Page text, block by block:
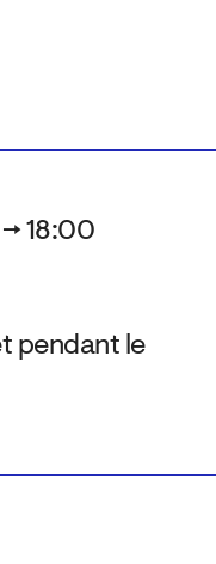
18:00
pendant le